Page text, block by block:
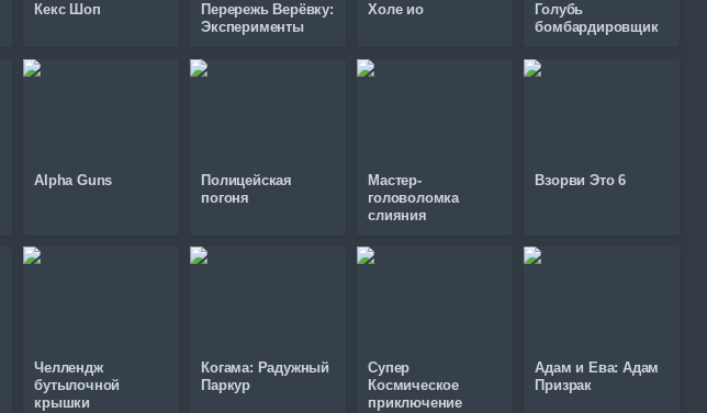
Кекс Шоп
Перережь Верёвку:
Эксперименты
Холе ио
Голубь
бомбардировщик
Alpha Guns
Полицейская
погоня
Мастер-
головоломка
слияния
Взорви Это 6
Челлендж
бутылочной
крышки
Когама: Радужный
Паркур
Супер
Космическое
приключение
Адам и Ева: Адам
Призрак